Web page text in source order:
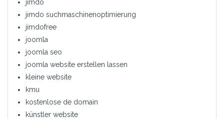
jimdo
jimdo suchmaschinenoptimierung
jimdofree
joomla
joomla seo
joomla website erstellen lassen
kleine website
kmu
kostenlose de domain
künstler website